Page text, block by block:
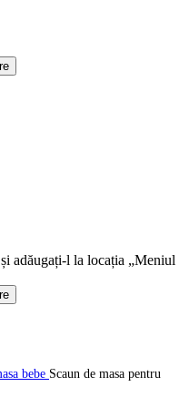
și adăugați-l la locația „Meniul
bebe Scaun de masa pentru